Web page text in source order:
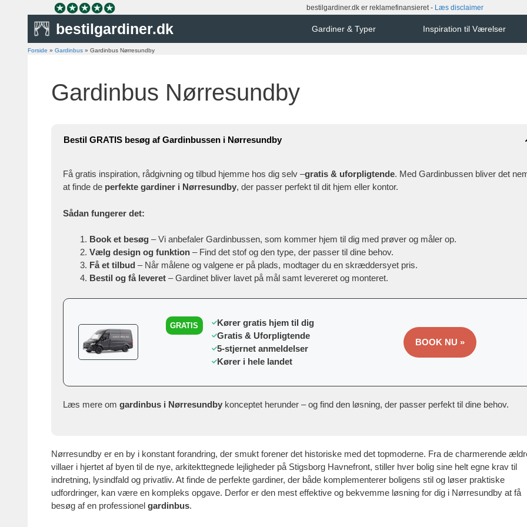
bestilgardiner.dk er reklamefinansieret - Læs disclaimer
bestilgardiner.dk Gardiner & Typer Inspiration til Værelser
Forside » Gardinbus » Gardinbus Nørresundby
Gardinbus Nørresundby
Bestil GRATIS besøg af Gardinbussen i Nørresundby
Få gratis inspiration, rådgivning og tilbud hjemme hos dig selv –gratis & uforpligtende. Med Gardinbussen bliver det
at finde de perfekte gardiner i Nørresundby, der passer perfekt til dit hjem eller kontor.
Sådan fungerer det:
Book et besøg – Vi anbefaler Gardinbussen, som kommer hjem til dig med prøver og måler op.
Vælg design og funktion – Find det stof og den type, der passer til dine behov.
Få et tilbud – Når målene og valgene er på plads, modtager du en skræddersyet pris.
Bestil og få leveret – Gardinet bliver lavet på mål samt levereret og monteret.
GRATIS
Kører gratis hjem til dig
Gratis & Uforpligtende
5-stjernet anmeldelser
Kører i hele landet
BOOK NU »
Læs mere om gardinbus i Nørresundby konceptet herunder – og find den løsning, der passer perfekt til dine behov.
Nørresundby er en by i konstant forandring, der smukt forener det historiske med det topmoderne. Fra de charmerende
villaer i hjertet af byen til de nye, arkitekttegnede lejligheder på Stigsborg Havnefront, stiller hver bolig sine helt egne krav til
indretning, lysindfald og privatliv. At finde de perfekte gardiner, der både komplementerer boligens stil og løser praktiske
udfordringer, kan være en kompleks opgave. Derfor er den mest effektive og bekvemme løsning for dig i Nørresundby at få
besøg af en professionel gardinbus.